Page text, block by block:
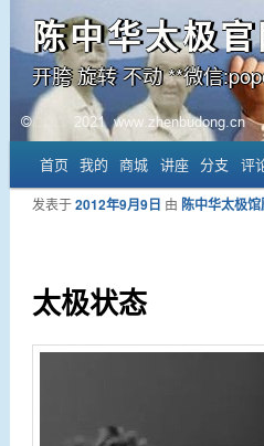
陈中华太极
开胯 旋转 不动 **微信
主菜单
跳至主内容区域
跳至副内容区域
首页 我的 商城 讲座 分支 评
太极状态
发表于2012年9月9日 由 陈中华太极